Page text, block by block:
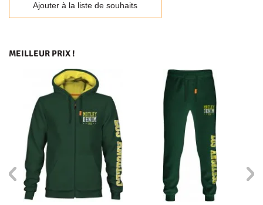
Ajouter à la liste de souhaits
MEILLEUR PRIX !